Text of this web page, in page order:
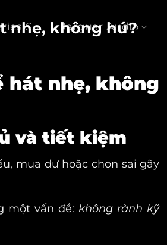
S Jarguar Audio
nhẹ, không hú?
hát nhẹ, không
và tiết kiệm
mua dư hoặc chọn sai gây
một vấn đề: không rành kỹ